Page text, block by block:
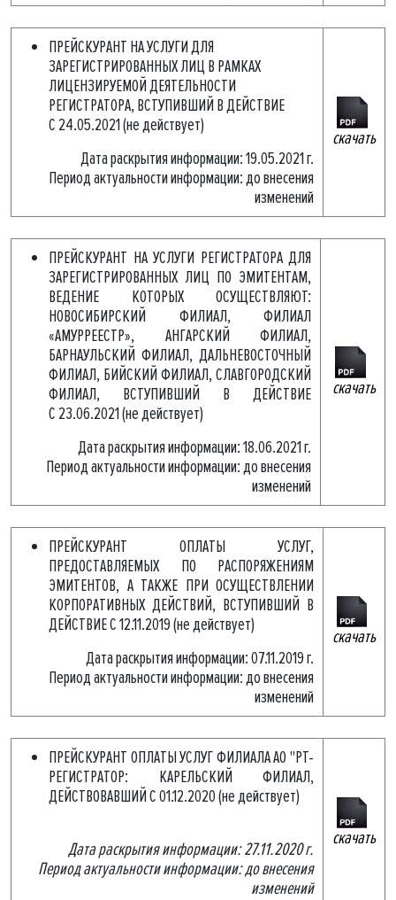
ПРЕЙСКУРАНТ НА УСЛУГИ ДЛЯ
ЗАРЕГИСТРИРОВАННЫХ ЛИЦ В РАМКАХ
ЛИЦЕНЗИРУЕМОЙ ДЕЯТЕЛЬНОСТИ
РЕГИСТРАТОРА, ВСТУПИВШИЙ В ДЕЙСТВИЕ
С 24.05.2021 (не действует)
Дата раскрытия информации: 19.05.2021 г.
Период актуальности информации: до внесения
изменений
скачать
ПРЕЙСКУРАНТ НА УСЛУГИ РЕГИСТРАТОРА ДЛЯ
ЗАРЕГИСТРИРОВАННЫХ ЛИЦ ПО ЭМИТЕНТАМ,
ВЕДЕНИЕ КОТОРЫХ ОСУЩЕСТВЛЯЮТ:
НОВОСИБИРСКИЙ ФИЛИАЛ, ФИЛИАЛ
«АМУРРЕЕСТР», АНГАРСКИЙ ФИЛИАЛ,
БАРНАУЛЬСКИЙ ФИЛИАЛ, ДАЛЬНЕВОСТОЧНЫЙ
ФИЛИАЛ, БИЙСКИЙ ФИЛИАЛ, СЛАВГОРОДСКИЙ
ФИЛИАЛ, ВСТУПИВШИЙ В ДЕЙСТВИЕ
С 23.06.2021 (не действует)
Дата раскрытия информации: 18.06.2021 г.
Период актуальности информации: до внесения
изменений
скачать
ПРЕЙСКУРАНТ ОПЛАТЫ УСЛУГ,
ПРЕДОСТАВЛЯЕМЫХ ПО РАСПОРЯЖЕНИЯМ
ЭМИТЕНТОВ, А ТАКЖЕ ПРИ ОСУЩЕСТВЛЕНИИ
КОРПОРАТИВНЫХ ДЕЙСТВИЙ, ВСТУПИВШИЙ В
ДЕЙСТВИЕ С 12.11.2019 (не действует)
Дата раскрытия информации: 07.11.2019 г.
Период актуальности информации: до внесения
изменений
скачать
ПРЕЙСКУРАНТ ОПЛАТЫ УСЛУГ ФИЛИАЛА АО "РТ-
РЕГИСТРАТОР: КАРЕЛЬСКИЙ ФИЛИАЛ,
ДЕЙСТВОВАВШИЙ С 01.12.2020 (не действует)
Дата раскрытия информации: 27.11.2020 г.
Период актуальности информации: до внесения
изменений
скачать